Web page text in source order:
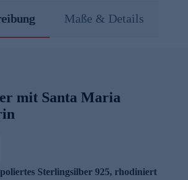
Maße & Details
mit Santa Maria
Sterlingsilber 925, rhodiniert